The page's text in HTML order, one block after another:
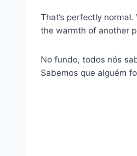
That’s perfectly
the warmth of another
No fundo, todos nós
Sabemos que alguém